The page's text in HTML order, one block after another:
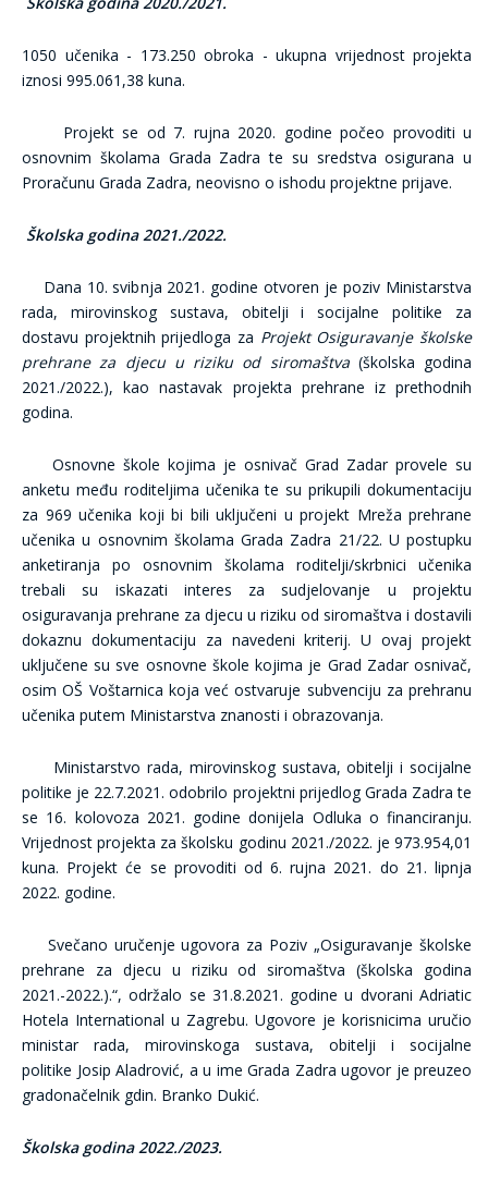
1050 učenika - 173.250 obroka - ukupna vrijednost projekta
iznosi 995.061,38 kuna.
Projekt se od 7. rujna 2020. godine počeo provoditi u
osnovnim školama Grada Zadra te su sredstva osigurana u
Proračunu Grada Zadra, neovisno o ishodu projektne prijave.
Školska godina 2021./2022.
Dana 10. svibnja 2021. godine otvoren je poziv Ministarstva
rada, mirovinskog sustava, obitelji i socijalne politike za
dostavu projektnih prijedloga za Projekt Osiguravanje školske
prehrane za djecu u riziku od siromaštva(školska godina
2021./2022.), kao nastavak projekta prehrane iz prethodnih
godina.
Osnovne škole kojima je osnivač Grad Zadar provele su
anketu među roditeljima učenika te su prikupili dokumentaciju
za 969 učenika koji bi bili uključeni u projekt Mreža prehrane
učenika u osnovnim školama Grada Zadra 21/22. U postupku
anketiranja po osnovnim školama roditelji/skrbnici učenika
trebali su iskazati interes za sudjelovanje u projektu
osiguravanja prehrane za djecu u riziku od siromaštva i dostavili
dokaznu dokumentaciju za navedeni kriterij. U ovaj projekt
uključene su sve osnovne škole kojima je Grad Zadar osnivač,
osim OŠ Voštarnica koja već ostvaruje subvenciju za prehranu
učenika putem Ministarstva znanosti i obrazovanja.
Ministarstvo rada, mirovinskog sustava, obitelji i socijalne
politike je 22.7.2021. odobrilo projektni prijedlog Grada Zadra te
se 16. kolovoza 2021. godine donijela Odluka o financiranju.
Vrijednost projekta za školsku godinu 2021./2022. je 973.954,01
kuna. Projekt će se provoditi od 6. rujna 2021. do 21. lipnja
2022. godine.
Svečano uručenje ugovora za Poziv „Osiguravanje školske
prehrane za djecu u riziku od siromaštva (školska godina
2021.-2022.).“, održalo se 31.8.2021. godine u dvorani Adriatic
Hotela International u Zagrebu. Ugovore je korisnicima uručio
ministar rada, mirovinskoga sustava, obitelji i socijalne
politike Josip Aladrović, a u ime Grada Zadra ugovor je preuzeo
gradonačelnik gdin. Branko Dukić.
Školska godina 2022./2023.